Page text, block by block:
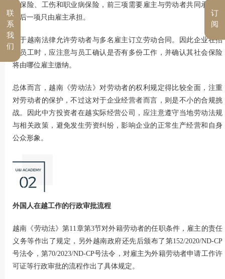
康保险、工伤和职业病保险，前三项需要雇主与劳动者共同承担，
最后一项只由雇主承担。
由于越南法律允许劳动者与多名雇主订立劳动合同。因此企业在招
聘员工时，应注意与员工确认是否有多份工作，并确认其社会保险
将由哪位雇主缴纳。
总体而言，越南《劳动法》对劳动者的权利规定得比较全面，注重
对劳动者的保护，不过这对于企业经营者而言，则是不小的合规挑
战。因此中方投资者在越实际经营公司，应注意遵守当地劳动法规
与相关政策，避免发生劳资纠纷，影响企业的正常生产经营和自身
公众形象。
外国人在越工作的行政审批流程
越南《劳动法》第11章第3节对外籍劳动者的任职条件，雇主的责任
义务等作出了规定，另外越南政府还先后颁布了第152/2020/ND-CP
号法令，第70/2023/ND-CP号法令，对雇主为外籍劳动者申请工作许
可证等行政审批的流程作出了具体规定。
订
阅
联
系
我
们